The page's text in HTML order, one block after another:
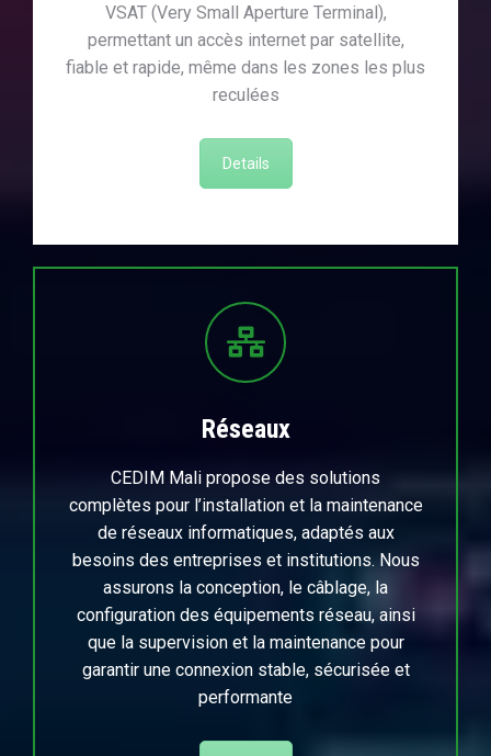
VSAT (Very Small Aperture Terminal),
permettant un accès internet par satellite,
fiable et rapide, même dans les zones les plus
reculées
Details
Réseaux
CEDIM Mali propose des solutions
complètes pour l’installation et la maintenance
de réseaux informatiques, adaptés aux
besoins des entreprises et institutions. Nous
assurons la conception, le câblage, la
configuration des équipements réseau, ainsi
que la supervision et la maintenance pour
garantir une connexion stable, sécurisée et
performante